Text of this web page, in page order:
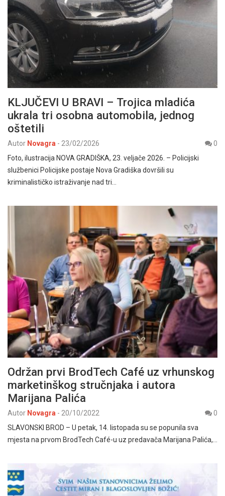
KLJUČEVI U BRAVI – Trojica mladića
ukrala tri osobna automobila, jednog
oštetili
Autor Novagra - 23/02/2026
0
Foto, ilustracija NOVA GRADIŠKA, 23. veljače 2026. – Policijski
službenici Policijske postaje Nova Gradiška dovršili su
kriminalističko istraživanje nad tri…
Održan prvi BrodTech Café uz vrhunskog
marketinškog stručnjaka i autora
Marijana Palića
Autor Novagra - 20/10/2022
0
SLAVONSKI BROD – U petak, 14. listopada su se popunila sva
mjesta na prvom BrodTech Café-u uz predavača Marijana Palića,…